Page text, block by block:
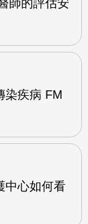
師的評估安
染疾病 FM
中心如何看